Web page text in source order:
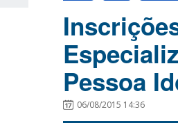
Pessoa
06/08/2015 14:36